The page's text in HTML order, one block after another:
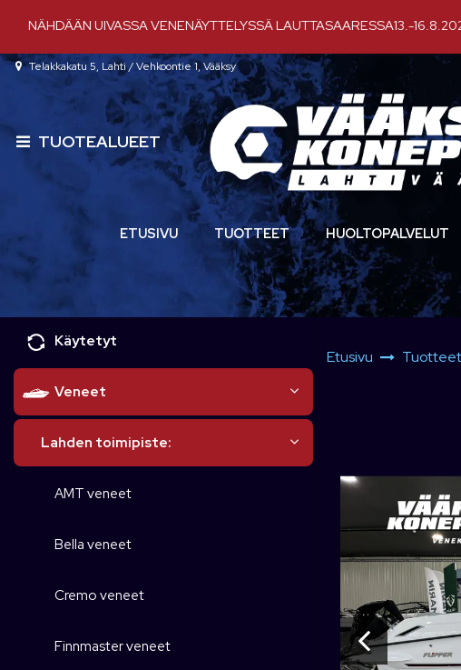
NÄHDÄÄN UIVASSA VENENÄYTTELYSSÄ LAUTTASAARESSA13.-
Telakkakatu 5, Lahti / Vehkoontie 1, Vääksy
TUOTEALUEET
ETUSIVU TUOTTEET HUOLTOPALVELUT
Käytetyt
Veneet
Lahden toimipiste:
AMT veneet
Bella veneet
Cremo veneet
Finnmaster veneet
Etusivu Tuotteet